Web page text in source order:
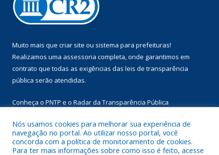
Muito mais que criar site ou sistema para prefeituras!
Realizamos uma assessoria completa, onde garantimos em
contrato que todas as exigências das leis de transparência
pública serão atendidas.
Conheça o PNTP e o Radar da Transparência Pública
Nós usamos cookies para melhorar sua experiência de
navegação no portal. Ao utilizar nosso portal, você
concorda com a política de monitoramento de cookies.
Para ter mais informações sobre como isso é feito, acesse